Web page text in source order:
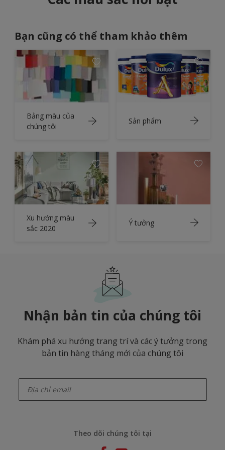
Bạn cũng có thể tham khảo thêm
Bảng màu của
chúng tôi
Sản phẩm
Xu hướng màu
sắc 2020
Ý tưởng
Nhận bản tin của chúng tôi
Khám phá xu hướng trang trí và các ý tưởng trong
bản tin hàng tháng mới của chúng tôi
Theo dõi chúng tôi tại